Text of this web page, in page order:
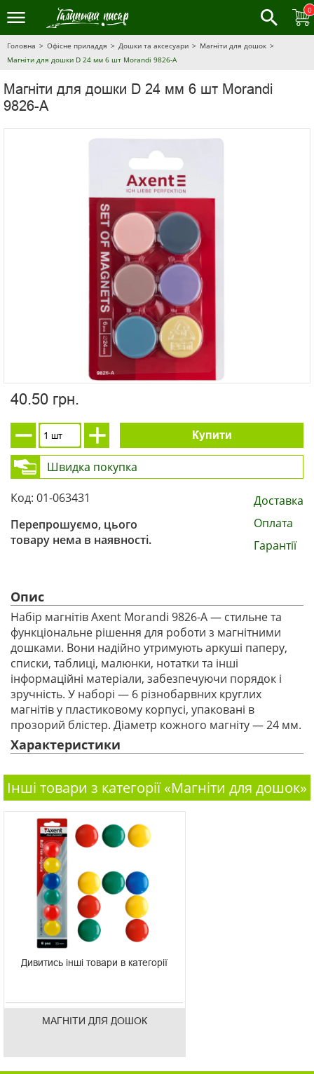
0
Головна Офісне приладдя Дошки та аксесуари
Магніти для дошок
Магніти для дошки D 24 мм 6 шт Morandi 9826-А
Магніти для дошки D 24 мм 6 шт Morandi
9826-А
40.50 грн.
Купити
Швидка покупка
Код: 01-063431
Перепрошуємо, цього
товару нема в наявності.
Доставка
Оплата
Гарантії
Опис
Набір магнітів Axent Morandi 9826-А — стильне та
функціональне рішення для роботи з магнітними
дошками. Вони надійно утримують аркуші паперу,
списки, таблиці, малюнки, нотатки та інші
інформаційні матеріали, забезпечуючи порядок і
зручність. У наборі — 6 різнобарвних круглих
магнітів у пластиковому корпусі, упаковані в
прозорий блістер. Діаметр кожного магніту — 24 мм.
Характеристики
Інші товари з категорії «Магніти для дошок»
Дивитись інші товари в категорії
МАГНІТИ ДЛЯ ДОШОК